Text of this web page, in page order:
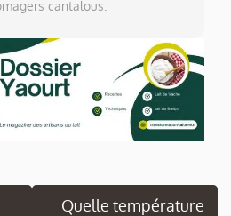
cantalous.
Quelle température